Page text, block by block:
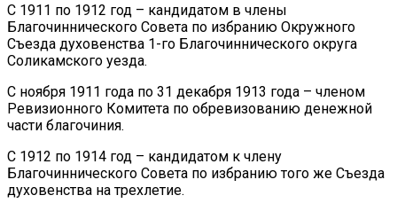
С 1911 по 1912 год – кандидатом в члены
Благочиннического Совета по избранию Окружного
Съезда духовенства 1-го Благочиннического округа
Соликамского уезда.
С ноября 1911 года по 31 декабря 1913 года – членом
Ревизионного Комитета по обревизованию денежной
части благочиния.
С 1912 по 1914 год – кандидатом к члену
Благочиннического Совета по избранию того же Съезда
духовенства на трехлетие.